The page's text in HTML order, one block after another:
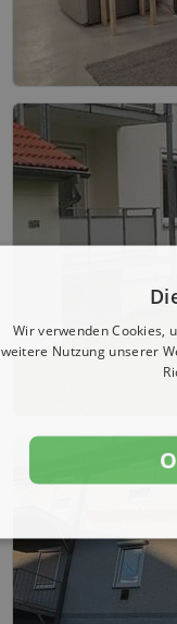
Wir verwenden Cookies,
weitere Nutzung unserer